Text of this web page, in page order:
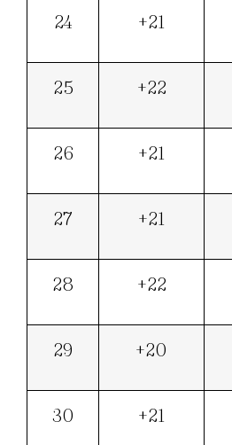
24 +21
25 +22
26 +21
27 +21
28 +22
29 +20
30 +21